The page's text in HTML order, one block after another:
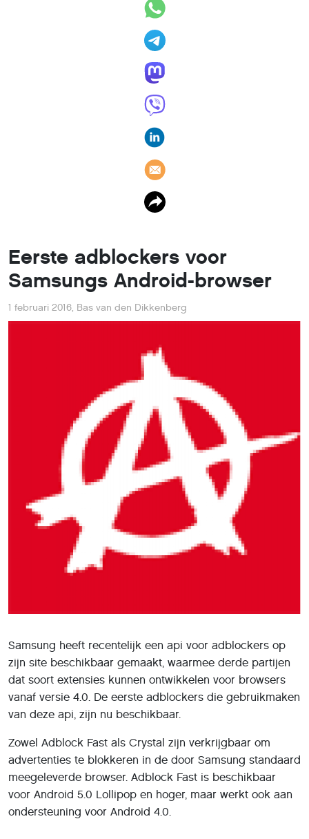
Eerste adblockers voor
Samsungs Android-browser
1 februari 2016, Bas van den Dikkenberg
Samsung heeft recentelijk een api voor adblockers op
zijn site beschikbaar gemaakt, waarmee derde partijen
dat soort extensies kunnen ontwikkelen voor browsers
vanaf versie 4.0. De eerste adblockers die gebruikmaken
van deze api, zijn nu beschikbaar.
Zowel Adblock Fast als Crystal zijn verkrijgbaar om
advertenties te blokkeren in de door Samsung standaard
meegeleverde browser. Adblock Fast is beschikbaar
voor Android 5.0 Lollipop en hoger, maar werkt ook aan
ondersteuning voor Android 4.0.